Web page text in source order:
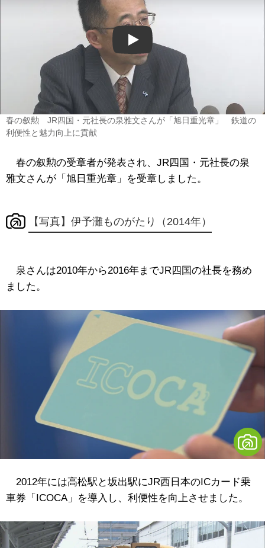
Play
春の叙勲 JR四国・元社長の泉雅文さんが「旭日重光章」 鉄道の
利便性と魅力向上に貢献
春の叙勲の受章者が発表され、JR四国・元社長の泉
雅文さんが「旭日重光章」を受章しました。
【写真】伊予灘ものがたり（2014年）
泉さんは2010年から2016年までJR四国の社長を務め
ました。
2012年には高松駅と坂出駅にJR西日本のICカード乗
車券「ICOCA」を導入し、利便性を向上させました。